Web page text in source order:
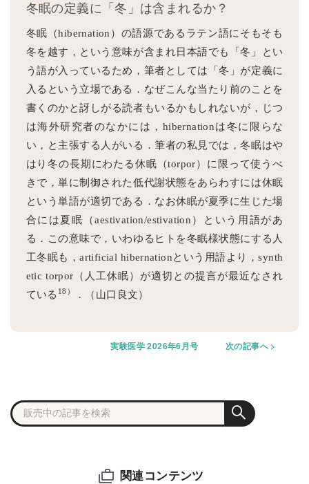
冬眠の定義に「冬」は含まれるか？
冬眠（hibernation）の語源であるラテン語にそもそも
冬を越す，という意味が含まれ日本語でも「冬」とい
う語が入っているため，筆者としては「冬」が定義に
入るという立場である．なぜこんな当たり前のことを
書くのかと訝しがる読者もいるかもしれないが，じつ
は海外研究者のなかには，hibernationは冬に限らな
い，と主張する人がいる．筆者の私見では，冬眠はや
はり冬の長期にわたる休眠（torpor）に限って使うべ
きで，単に制御された低代謝状態をあらわすには休眠
という単語が適切である．なお休眠が夏季に生じた場
合には夏眠（aestivation/estivation）という用語があ
る．この意味で，いわゆるヒトを冬眠様状態にする人
工冬眠も，artificial hibernationという用語より，synth
etic torpor（人工休眠）が適切との提言が最近なされ
ている 18） ．（山口良文）
実験医学 2026年6月号 次の記事へ
関連コンテンツ